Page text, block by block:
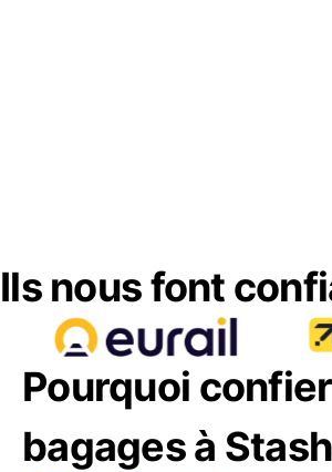
Ils nous font
Pourquoi
bagages à